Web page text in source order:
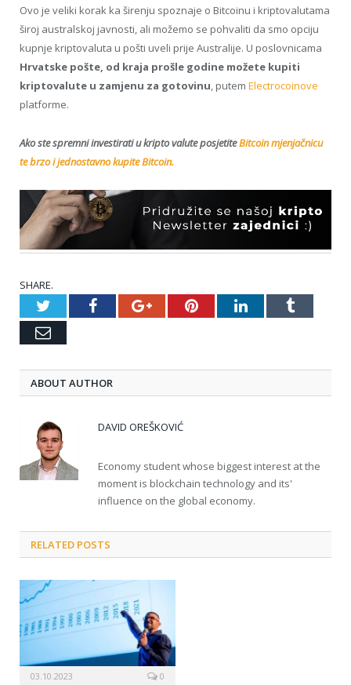
Ovo je veliki korak ka širenju spoznaje o Bitcoinu i kriptovalutama
široj australskoj javnosti, ali možemo se pohvaliti da smo opciju
kupnje kriptovaluta u pošti uveli prije Australije. U poslovnicama
Hrvatske pošte, od kraja prošle godine možete kupiti
kriptovalute u zamjenu za gotovinu, putem Electrocoinove
platforme.
Ako ste spremni investirati u kripto valute posjetiteBitcoin mjenjačnicu
te brzo i jednostavno kupite Bitcoin.
SHARE.
TwitterFacebookGoogle+PinterestLinkedInTumblr
Email
ABOUT AUTHOR
DAVID OREŠKOVIĆ
Economy student whose biggest interest at the
moment is blockchain technology and its'
influence on the global economy.
RELATED POSTS
03.10.2023 0